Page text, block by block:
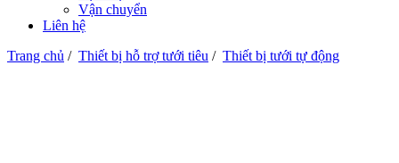
Vận chuyển
Liên hệ
Trang chủ / Thiết bị hỗ trợ tưới tiêu / Thiết bị tưới tự động